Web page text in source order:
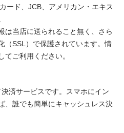
ード、JCB、アメリカン・エキス
は当店に送られること無く、さら
（SSL）で保護されています。情
ご利用ください。
済サービスです。スマホにイン
、誰でも簡単にキャッシュレス決